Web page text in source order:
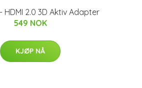
HDMI 2.0 3D Aktiv Adapter
549 NOK
KJØP NÅ